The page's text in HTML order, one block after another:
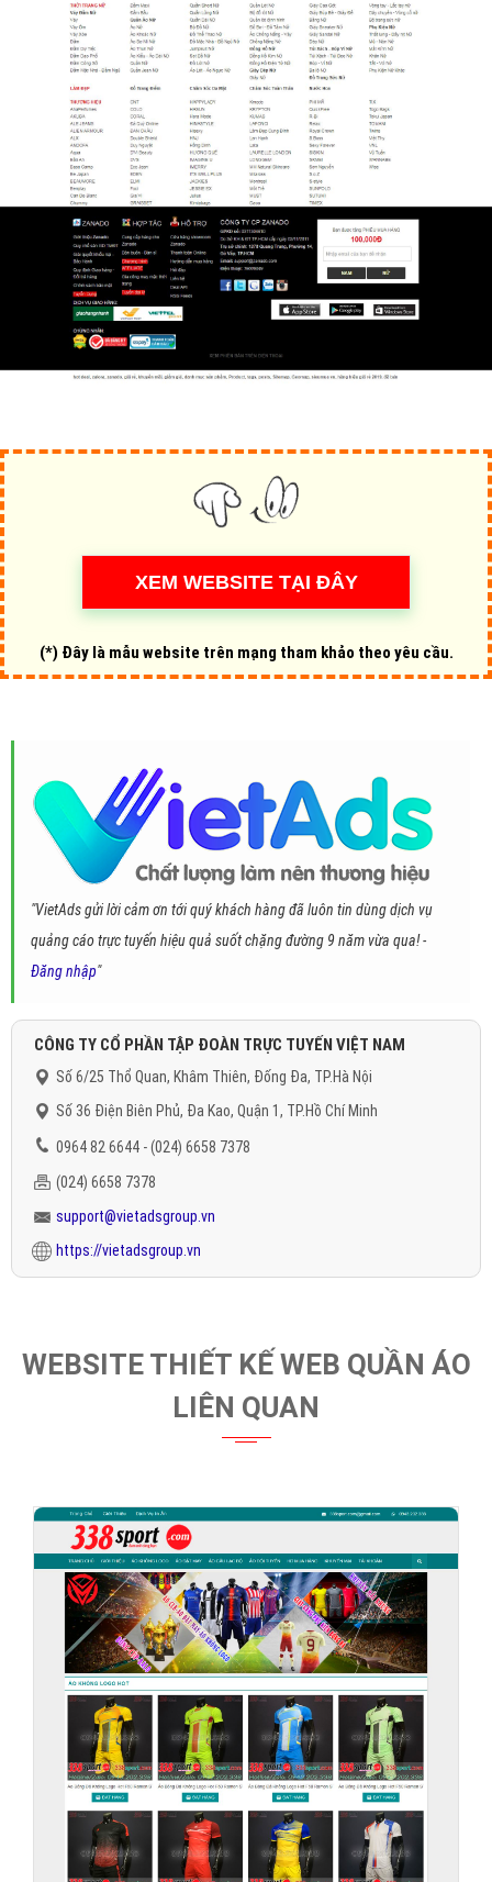
(*) Đây là mẫu website trên mạng tham khảo theo yêu cầu.
"VietAds gửi lời cảm ơn tới quý khách hàng đã luôn tin dùng dịch vụ
quảng cáo trực tuyến hiệu quả suốt chặng đường 9 năm vừa qua! -
Đăng nhập"
CÔNG TY CỔ PHẦN TẬP ĐOÀN TRỰC TUYẾN VIỆT NAM
Số 6/25 Thổ Quan, Khâm Thiên, Đống Đa, TP.Hà Nội
Số 36 Điện Biên Phủ, Đa Kao, Quận 1, TP.Hồ Chí Minh
0964 82 6644 - (024) 6658 7378
(024) 6658 7378
support@vietadsgroup.vn
https://vietadsgroup.vn
WEBSITE THIẾT KẾ WEB QUẦN ÁO
LIÊN QUAN